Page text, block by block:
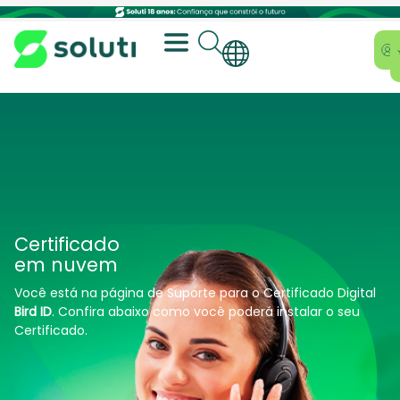
Certificado
em nuvem
Você está na página de Suporte para o Certificado Digital
Bird ID. Confira abaixo como você poderá instalar o seu
Certificado.